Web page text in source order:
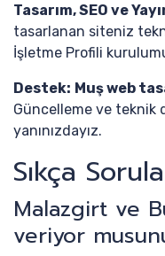
Tasarım, SEO ve
tasarlanan siteniz
İşletme Profili
Destek: Muş web
Güncelleme ve teknik
yanınızdayız.
Sıkça
Malazgirt ve
veriyor